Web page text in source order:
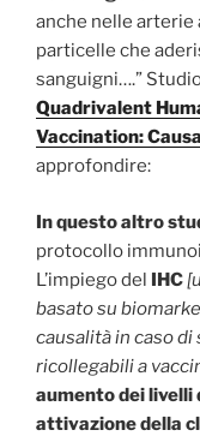
anche nelle arterie
particelle che
sanguigni….”
Quadrivalent
Vaccination:
approfondire:
In questo altro
protocollo
L’impiego del IHC
basato su
causalità in caso
ricollegabili a
aumento dei livelli
attivazione della